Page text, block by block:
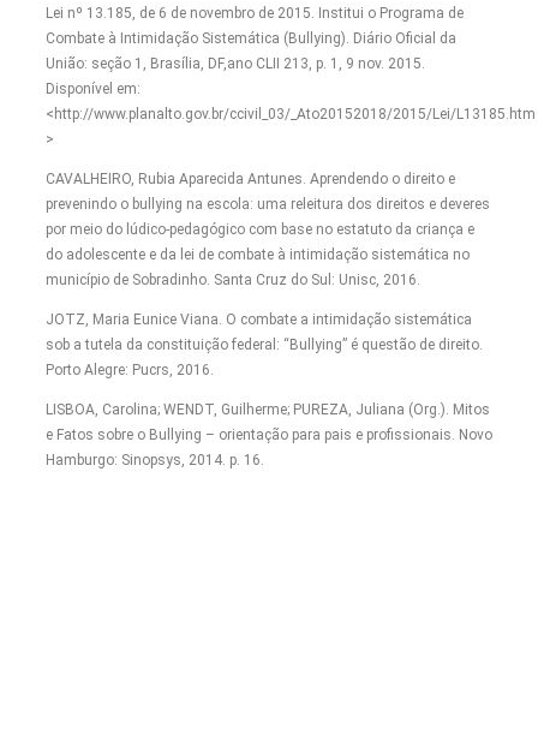
Lei nº 13.185, de 6 de novembro de 2015. Institui o Programa de
Combate à Intimidação Sistemática (Bullying). Diário Oficial da
União: seção 1, Brasília, DF,ano CLII 213, p. 1, 9 nov. 2015.
Disponível em:
<http://www.planalto.gov.br/ccivil_03/_Ato20152018/2015/Lei/L13185.htm
>
CAVALHEIRO, Rubia Aparecida Antunes. Aprendendo o direito e
prevenindo o bullying na escola: uma releitura dos direitos e deveres
por meio do lúdico-pedagógico com base no estatuto da criança e
do adolescente e da lei de combate à intimidação sistemática no
município de Sobradinho. Santa Cruz do Sul: Unisc, 2016.
JOTZ, Maria Eunice Viana. O combate a intimidação sistemática
sob a tutela da constituição federal: “Bullying” é questão de direito.
Porto Alegre: Pucrs, 2016.
LISBOA, Carolina; WENDT, Guilherme; PUREZA, Juliana (Org.). Mitos
e Fatos sobre o Bullying – orientação para pais e profissionais. Novo
Hamburgo: Sinopsys, 2014. p. 16.